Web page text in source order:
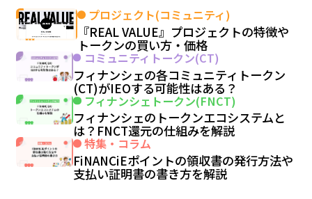
プロジェクト(コミュニティ)
『REAL VALUE』プロジェクトの特徴や
トークンの買い方・価格
コミュニティトークン(CT)
フィナンシェの各コミュニティトークン
(CT)がIEOする可能性はある？
フィナンシェトークン(FNCT)
フィナンシェのトークンエコシステムと
は？FNCT還元の仕組みを解説
特集・コラム
FiNANCiEポイントの領収書の発行方法や
支払い証明書の書き方を解説